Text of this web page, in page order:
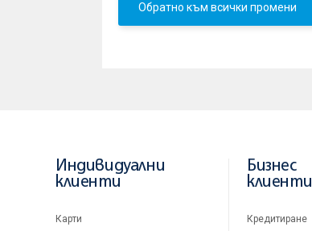
Обратно към всички промени
Индивидуални
клиенти
Карти
Бизнес
клиенти
Кредитиране